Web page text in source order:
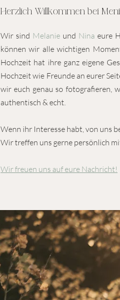
Herzlich Willkommen bei
Wir sind Melanieund Nina eure
können wir alle wichtigen
Hochzeit hat ihre ganz eigene
Hochzeit wie Freunde an eurer
wir euch genau so fotografieren,
authentisch & echt.
Wenn ihr Interesse habt, von uns
Wir treffen uns gerne persönlich
Wir freuen uns auf eure Nachricht!